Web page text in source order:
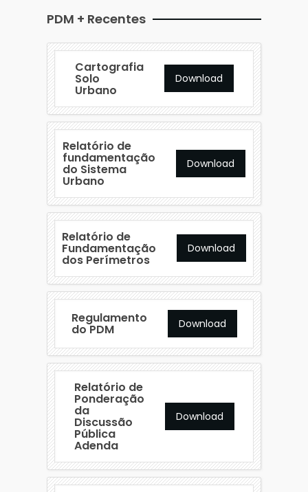
PDM + Recentes
Cartografia
Solo
Urbano
Download
Relatório de
fundamentação
do Sistema
Urbano
Download
Relatório de
Fundamentação
dos Perímetros
Download
Regulamento
do PDM Download
Relatório de
Ponderação
da
Discussão
Pública
Adenda
Download